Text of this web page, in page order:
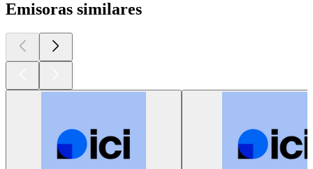
Emisoras similares